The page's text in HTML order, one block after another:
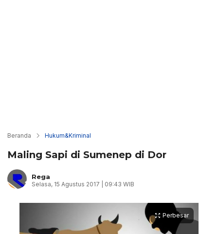
Beranda Hukum&Kriminal
Maling Sapi di Sumenep di Dor
Rega
Selasa, 15 Agustus 2017 | 09:43 WIB
Perbesar